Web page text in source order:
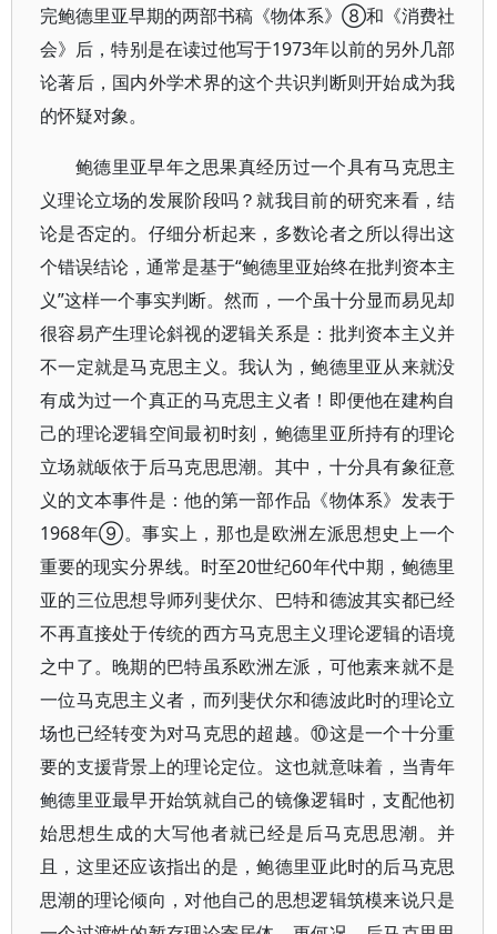
完鲍德里亚早期的两部书稿《物体系》⑧和《消费社
会》后，特别是在读过他写于1973年以前的另外几部
论著后，国内外学术界的这个共识判断则开始成为我
的怀疑对象。
鲍德里亚早年之思果真经历过一个具有马克思主
义理论立场的发展阶段吗？就我目前的研究来看，结
论是否定的。仔细分析起来，多数论者之所以得出这
个错误结论，通常是基于“鲍德里亚始终在批判资本主
义”这样一个事实判断。然而，一个虽十分显而易见却
很容易产生理论斜视的逻辑关系是：批判资本主义并
不一定就是马克思主义。我认为，鲍德里亚从来就没
有成为过一个真正的马克思主义者！即便他在建构自
己的理论逻辑空间最初时刻，鲍德里亚所持有的理论
立场就皈依于后马克思思潮。其中，十分具有象征意
义的文本事件是：他的第一部作品《物体系》发表于
1968年⑨。事实上，那也是欧洲左派思想史上一个
重要的现实分界线。时至20世纪60年代中期，鲍德里
亚的三位思想导师列斐伏尔、巴特和德波其实都已经
不再直接处于传统的西方马克思主义理论逻辑的语境
之中了。晚期的巴特虽系欧洲左派，可他素来就不是
一位马克思主义者，而列斐伏尔和德波此时的理论立
场也已经转变为对马克思的超越。⑩这是一个十分重
要的支援背景上的理论定位。这也就意味着，当青年
鲍德里亚最早开始筑就自己的镜像逻辑时，支配他初
始思想生成的大写他者就已经是后马克思思潮。并
且，这里还应该指出的是，鲍德里亚此时的后马克思
思潮的理论倾向，对他自己的思想逻辑筑模来说只是